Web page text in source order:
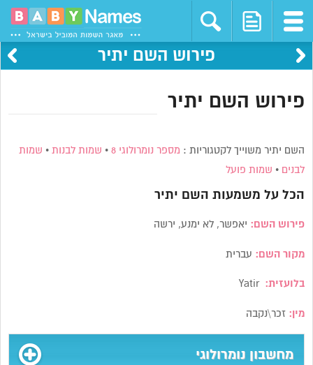
פירוש השם יתיר
פירוש השם יתיר
השם יתיר משוייך לקטגוריות : מספר נומרולוגי 8 • שמות לבנות • שמות
לבנים • שמות פועל
הכל על משמעות השם יתיר
פירוש השם: יאפשר, לא ימנע, ירשה
מקור השם: עברית
בלועזית: Yatir
מין: זכר\נקבה
מחשבון נומרולוגי